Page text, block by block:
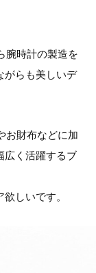
腕時計の製造を
がらも美しいデ
お財布などに加
広く活躍するブ
しいです。